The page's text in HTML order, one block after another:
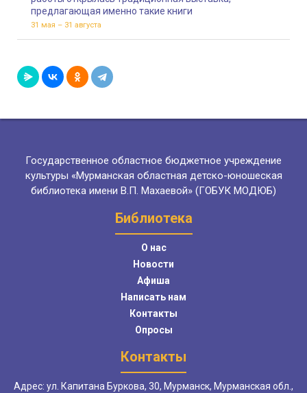
предлагающая именно такие книги
31 мая – 31 августа
Государственное областное бюджетное учреждение
культуры «Мурманская областная детско-юношеская
библиотека имени В.П. Махаевой» (ГОБУК МОДЮБ)
Библиотека
О нас
Новости
Афиша
Написать нам
Контакты
Опросы
Контакты
Адрес: ул. Капитана Буркова, 30, Мурманск, Мурманская обл.,